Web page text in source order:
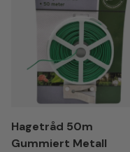
Hagetråd 50m
Gummiert Metall